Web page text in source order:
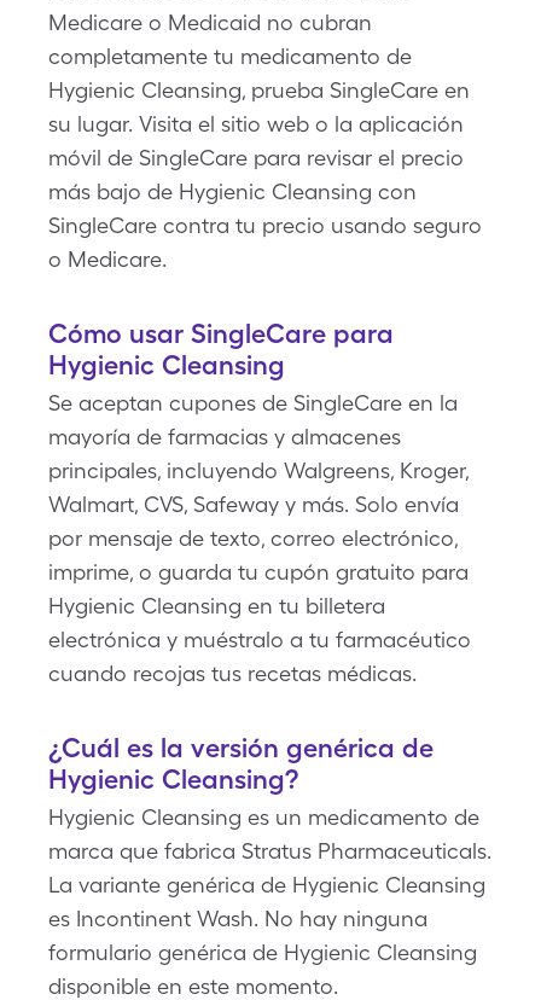
Medicare o Medicaid no cubran
completamente tu medicamento de
Hygienic Cleansing, prueba SingleCare en
su lugar. Visita el sitio web o la aplicación
móvil de SingleCare para revisar el precio
más bajo de Hygienic Cleansing con
SingleCare contra tu precio usando seguro
o Medicare.
Cómo usar SingleCare para
Hygienic Cleansing
Se aceptan cupones de SingleCare en la
mayoría de farmacias y almacenes
principales, incluyendo Walgreens, Kroger,
Walmart, CVS, Safeway y más. Solo envía
por mensaje de texto, correo electrónico,
imprime, o guarda tu cupón gratuito para
Hygienic Cleansing en tu billetera
electrónica y muéstralo a tu farmacéutico
cuando recojas tus recetas médicas.
¿Cuál es la versión genérica de
Hygienic Cleansing?
Hygienic Cleansing es un medicamento de
marca que fabrica Stratus Pharmaceuticals.
La variante genérica de Hygienic Cleansing
es Incontinent Wash. No hay ninguna
formulario genérica de Hygienic Cleansing
disponible en este momento.